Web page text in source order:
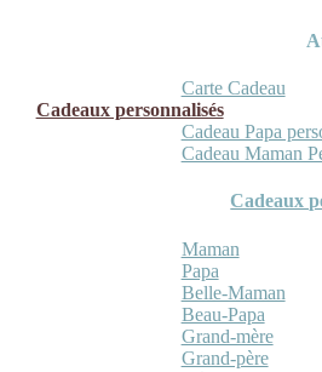
Carte Cadeau
Cadeaux personnalisés
Cadeau Papa
Cadeau Maman
Cadeaux
Maman
Papa
Belle-Maman
Beau-Papa
Grand-mère
Grand-père